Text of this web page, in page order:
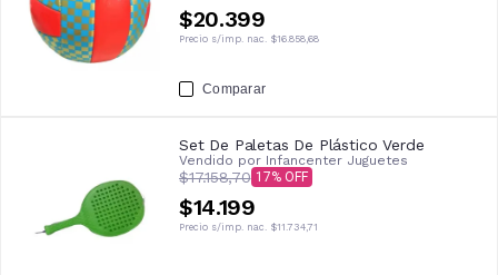
$20.399
Precio s/imp. nac. $16.858,68
Comparar
Set De Paletas De Plástico Verde
Vendido por Infancenter Juguetes
$17.158,70 17
$14.199
Precio s/imp. nac. $11.734,71